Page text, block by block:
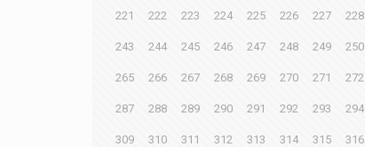
221 222 223 224 225 226 227 228
243 244 245 246 247 248 249 250
265 266 267 268 269 270 271 272
287 288 289 290 291 292 293 294
309 310 311 312 313 314 315 316